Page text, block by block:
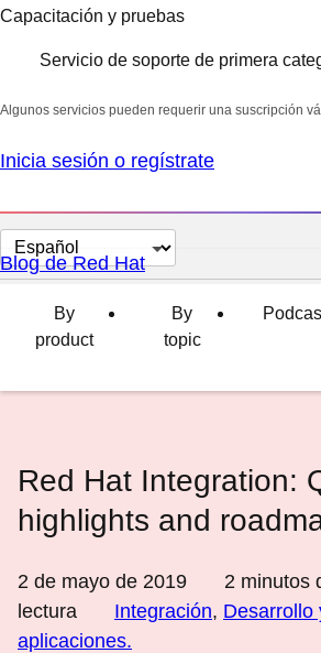
Capacitación y pruebas
Servicio de soporte de primera
Algunos servicios pueden requerir una suscripción
Inicia sesión o regístrate
Cambiar
el
idioma
Blog de Red Hat
By
product
By
topic
Red Hat Integration:
highlights and
2 de mayo de 2019 2 minutos
lectura
Integración, Desarrollo
aplicaciones.